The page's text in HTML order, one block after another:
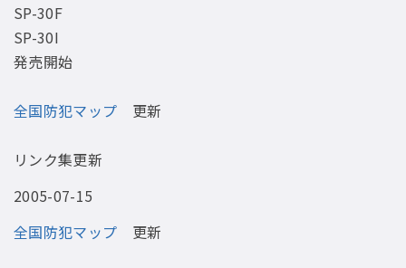
SP-30F
SP-30I
発売開始
全国防犯マップ 更新
リンク集更新
2005-07-15
全国防犯マップ 更新